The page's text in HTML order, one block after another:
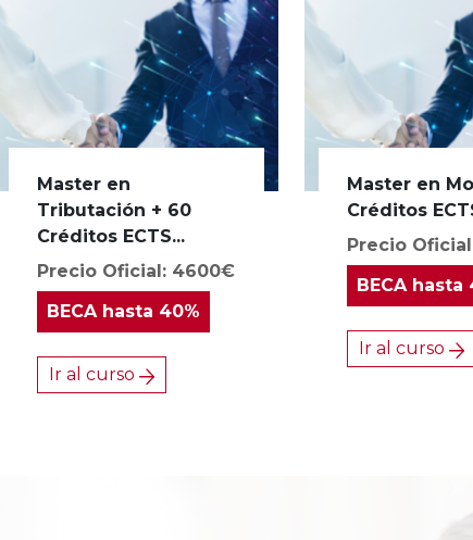
Master en
Tributación + 60
Créditos ECTS...
Precio Oficial: 4600€
BECAhasta 40%
Ir al curso
Master en
Créditos
Precio
BECAhasta
Ir al curso